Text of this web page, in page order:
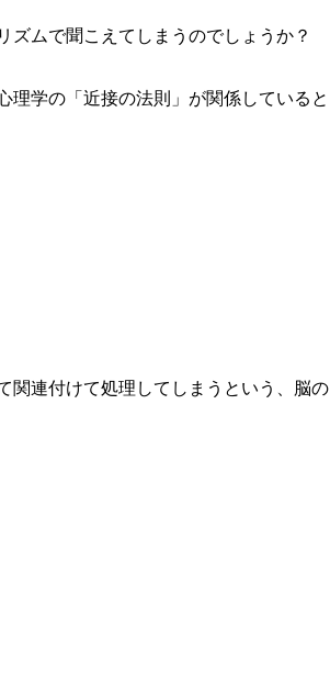
ズムで聞こえてしまうのでしょうか？
理学の「近接の法則」が関係していると
関連付けて処理してしまうという、脳の